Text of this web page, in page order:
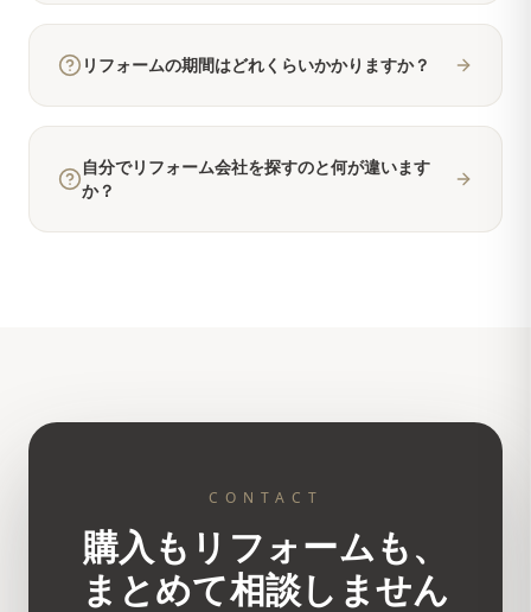
リフォームの期間はどれくらいかかりますか？
自分でリフォーム会社を探すのと何が違います
か？
CONTACT
購入もリフォームも、
まとめて相談しません